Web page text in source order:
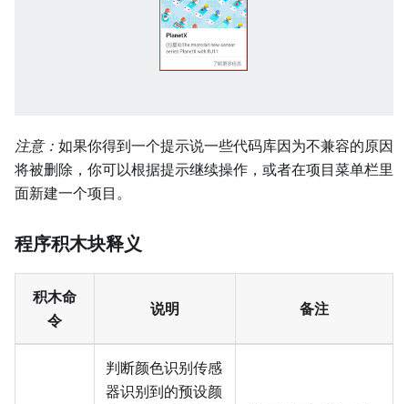
注意： 如果你得到一个提示说一些代码库因为不兼容的原因
将被删除，你可以根据提示继续操作，或者在项目菜单栏里
面新建一个项目。
程序积木块释义
积木命
令
说明 备注
判断颜色识别传感
器识别到的预设颜